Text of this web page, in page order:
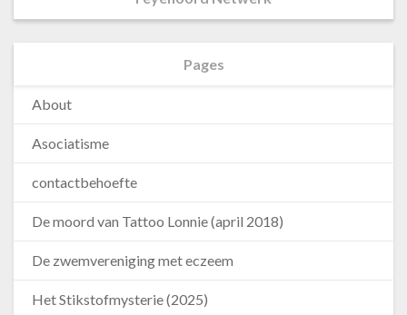
Pages
About
Asociatisme
contactbehoefte
De moord van Tattoo Lonnie (april 2018)
De zwemvereniging met eczeem
Het Stikstofmysterie (2025)